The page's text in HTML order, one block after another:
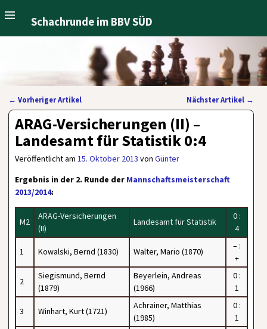
Schachrunde im BBV SÜD
Artikelnavigation
← Vorheriger Artikel Nächster Artikel →
ARAG-Versicherungen (II) –
Landesamt für Statistik 0:4
Veröffentlicht am15. Oktober 2013 vonGünter
Ergebnis in der 2. Runde der Mannschaftsmeisterschaft
2013/2014:
M2
ARAG-Versicherungen
(II)
Landesamt für Statistik
0 :
4
1 Kowalski, Bernd (1830) Walter, Mario (1870)
– :
+
2
Siegismund, Bernd
(1879)
Beyerlein, Andreas
(1966)
0 :
1
3 Winhart, Kurt (1721)
Achrainer, Matthias
(1985)
0 :
1